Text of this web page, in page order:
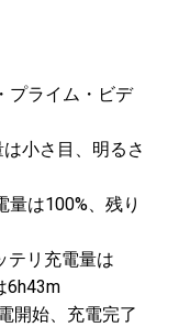
プライム・ビデ
小さ目、明るさ
は100%、残り
テリ充電量は
6h43m
開始、充電完了